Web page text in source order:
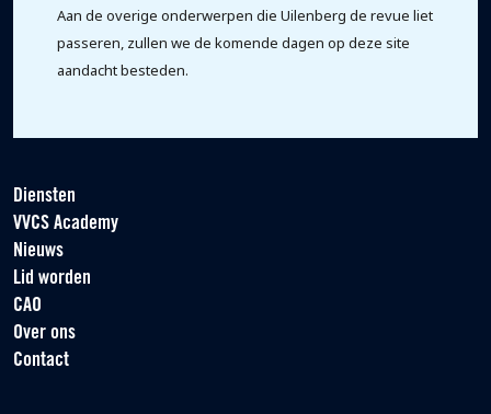
Aan de overige onderwerpen die Uilenberg de revue liet
passeren, zullen we de komende dagen op deze site
aandacht besteden.
Diensten
VVCS Academy
Nieuws
Lid worden
CAO
Over ons
Contact